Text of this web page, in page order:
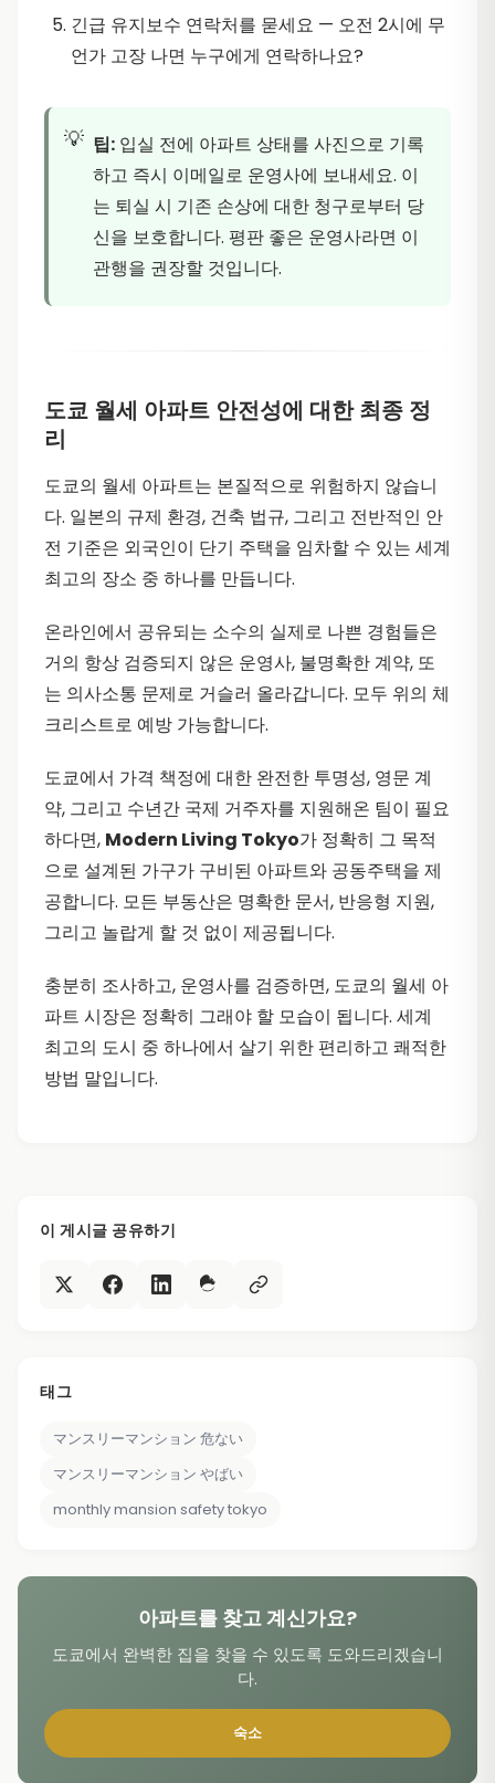
긴급 유지보수 연락처를 묻세요 — 오전 2시에 무
언가 고장 나면 누구에게 연락하나요?
팁: 입실 전에 아파트 상태를 사진으로 기록
하고 즉시 이메일로 운영사에 보내세요. 이
는 퇴실 시 기존 손상에 대한 청구로부터 당
신을 보호합니다. 평판 좋은 운영사라면 이
관행을 권장할 것입니다.
도쿄 월세 아파트 안전성에 대한 최종 정
리
도쿄의 월세 아파트는 본질적으로 위험하지 않습니
다. 일본의 규제 환경, 건축 법규, 그리고 전반적인 안
전 기준은 외국인이 단기 주택을 임차할 수 있는 세계
최고의 장소 중 하나를 만듭니다.
온라인에서 공유되는 소수의 실제로 나쁜 경험들은
거의 항상 검증되지 않은 운영사, 불명확한 계약, 또
는 의사소통 문제로 거슬러 올라갑니다. 모두 위의 체
크리스트로 예방 가능합니다.
도쿄에서 가격 책정에 대한 완전한 투명성, 영문 계
약, 그리고 수년간 국제 거주자를 지원해온 팀이 필요
하다면, Modern Living Tokyo가 정확히 그 목적
으로 설계된 가구가 구비된 아파트와 공동주택을 제
공합니다. 모든 부동산은 명확한 문서, 반응형 지원,
그리고 놀랍게 할 것 없이 제공됩니다.
충분히 조사하고, 운영사를 검증하면, 도쿄의 월세 아
파트 시장은 정확히 그래야 할 모습이 됩니다. 세계
최고의 도시 중 하나에서 살기 위한 편리하고 쾌적한
방법 말입니다.
이 게시글 공유하기
태그
マンスリーマンション 危ない
マンスリーマンション やばい
monthly mansion safety tokyo
아파트를 찾고 계신가요?
도쿄에서 완벽한 집을 찾을 수 있도록 도와드리겠습니
다.
숙소